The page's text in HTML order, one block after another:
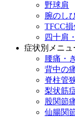
野球肩
腕のし
TFCC
四十肩
症状別メニュ
腰痛・
背中の
脊柱管
梨状筋
股関節
仙腸関